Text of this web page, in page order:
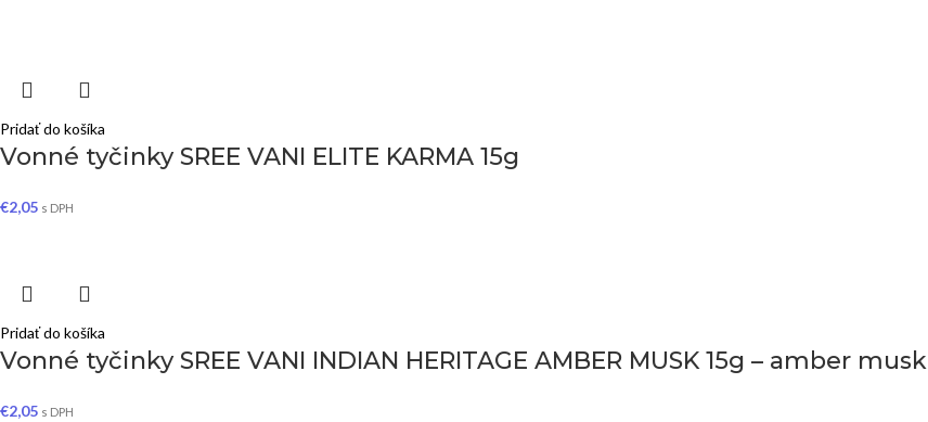
Pridať do košíka
Vonné tyčinky SREE VANI ELITE KARMA 15g
€2,05 s DPH
Pridať do košíka
Vonné tyčinky SREE VANI INDIAN HERITAGE AMBER MUSK 15g – amber musk
€2,05 s DPH